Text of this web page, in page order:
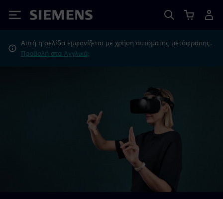
Siemens
Αυτή η σελίδα εμφανίζεται με χρήση αυτόματης μετάφρασης.
Προβολή στα Αγγλικά;